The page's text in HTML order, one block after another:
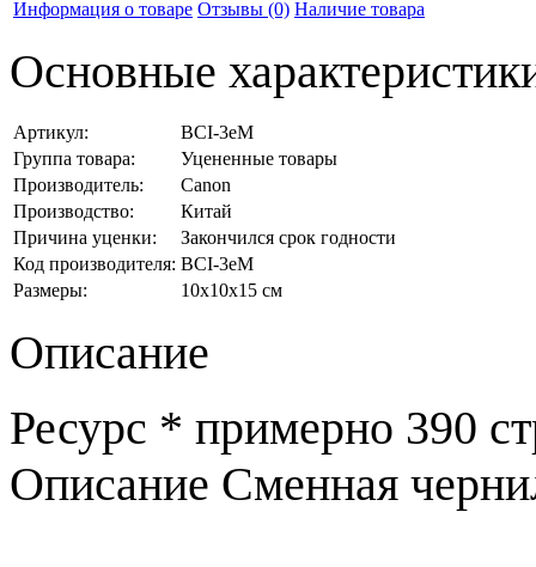
Информация о товаре Отзывы (0) Наличие товара
Основные
Артикул:
BCI-3eM
Группа товара:
Уцененные товары
Производитель:
Canon
Производство:
Китай
Причина уценки:
Закончился срок годности
Код производителя: BCI-3eM
Размеры:
10x10x15 см
Описание
Ресурс * примерно 390
Описание Сменная